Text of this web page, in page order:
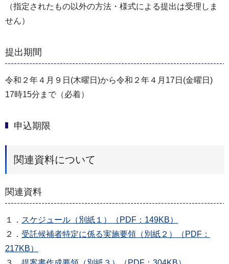
（指定されたもの以外の方法・様式による提出は受理しま
せん）
提出期間
令和２年４月９日(木曜日)から令和２年４月17日(金曜日)
17時15分まで（必着）
申込期限
関連資料について
関連資料
１． スケジュール（別紙１）（PDF：149KB）
２． 受託候補者特定に係る実施要領（別紙２）（PDF：
217KB）